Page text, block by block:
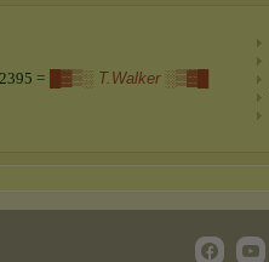
2395 = █▓▒░ T.Walker ░▒▓█